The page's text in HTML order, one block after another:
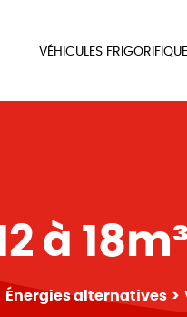
VÉHICULES
à 18m³
Énergies alternatives